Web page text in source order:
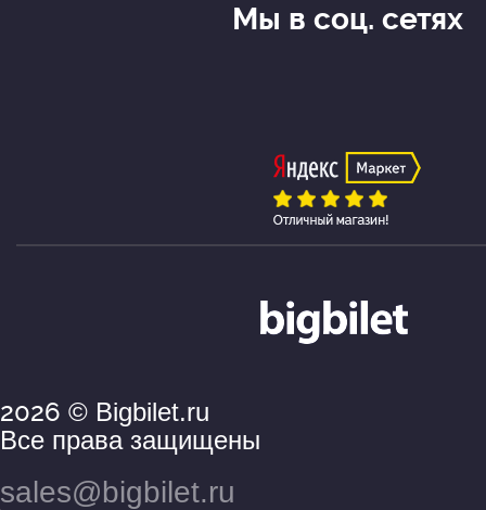
2026 © Bigbilet.ru
Все права защищены
sales@bigbilet.ru
Мы в соц. сетях